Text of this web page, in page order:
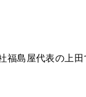
島屋代表の上田